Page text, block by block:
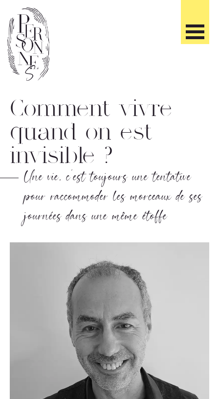
content
Les
Cahiers
Personnes
Comment vivre
quand on est
invisible ?
Une vie, c’est toujours une tentative
pour raccommoder les morceaux de ses
journées dans une même étoffe